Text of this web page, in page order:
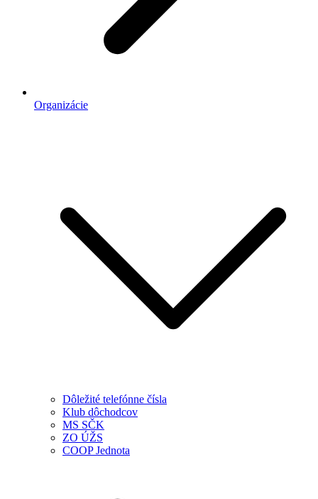
Organizácie
Dôležité telefónne čísla
Klub dôchodcov
MS SČK
ZO ÚŽS
COOP Jednota